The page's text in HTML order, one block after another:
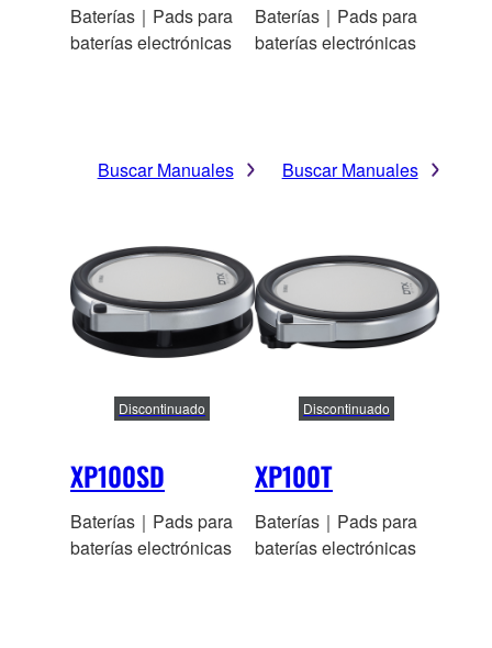
Baterías｜Pads para
baterías electrónicas
Buscar Manuales
Baterías｜Pads para
baterías electrónicas
Buscar Manuales
XP100SD
Discontinuado
Baterías｜Pads para
baterías electrónicas
XP100T
Discontinuado
Baterías｜Pads para
baterías electrónicas